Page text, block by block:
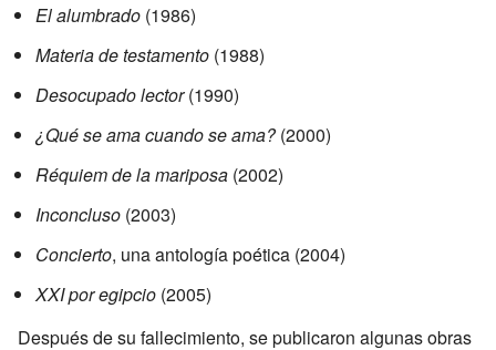
El alumbrado (1986)
Materia de testamento (1988)
Desocupado lector(1990)
¿Qué se ama cuando se ama?(2000)
Réquiem de la mariposa (2002)
Inconcluso (2003)
Concierto, una antología poética (2004)
XXI por egipcio (2005)
Después de su fallecimiento, se publicaron algunas obras